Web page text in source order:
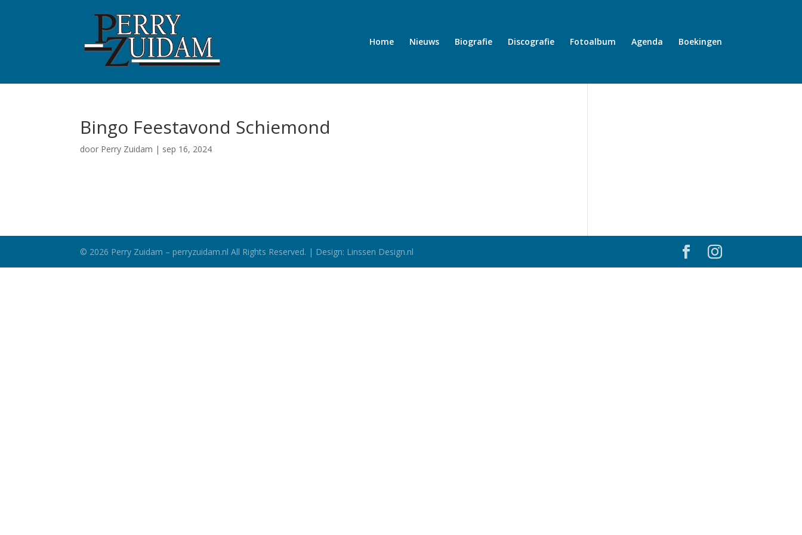
Home Nieuws Biografie Discografie Fotoalbum Agenda Boekingen
Bingo Feestavond Schiemond
door Perry Zuidam | sep 16, 2024
© 2026 Perry Zuidam – perryzuidam.nl All Rights Reserved. | Design: Linssen Design.nl